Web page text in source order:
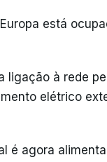
está
ligação à rede
elétrico
é agora